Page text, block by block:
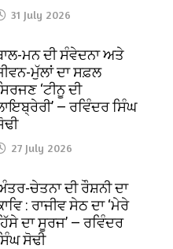
31 July 2026
ਮਨ ਦੀ ਸੰਵੇਦਨਾ ਅਤੇ
ਮੁੱਲਾਂ ਦਾ ਸਫ਼ਲ
‘ਟੀਨੂ ਦੀ
— ਰਵਿੰਦਰ ਸਿੰਘ
27 July 2026
ਚੇਤਨਾ ਦੀ ਰੌਸ਼ਨੀ ਦਾ
: ਰਾਜੀਵ ਸੇਠ ਦਾ ‘ਮੇਰੇ
ਦਾ ਸੂਰਜ’ — ਰਵਿੰਦਰ
ਸੋਢੀ